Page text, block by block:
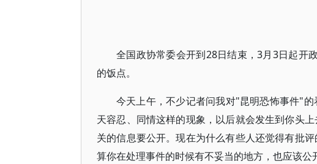
全国政协常委会开到28日结束，3月3日起开
的饭点。
今天上午，不少记者问我对"昆明恐怖事件"
天容忍、同情这样的现象，以后就会发生到你头
关的信息要公开。现在为什么有些人还觉得有批
算你在处理事件的时候有不妥当的地方，也应该公